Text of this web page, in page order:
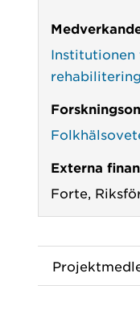
Institutionen
rehabilitering
Externa
Forte,